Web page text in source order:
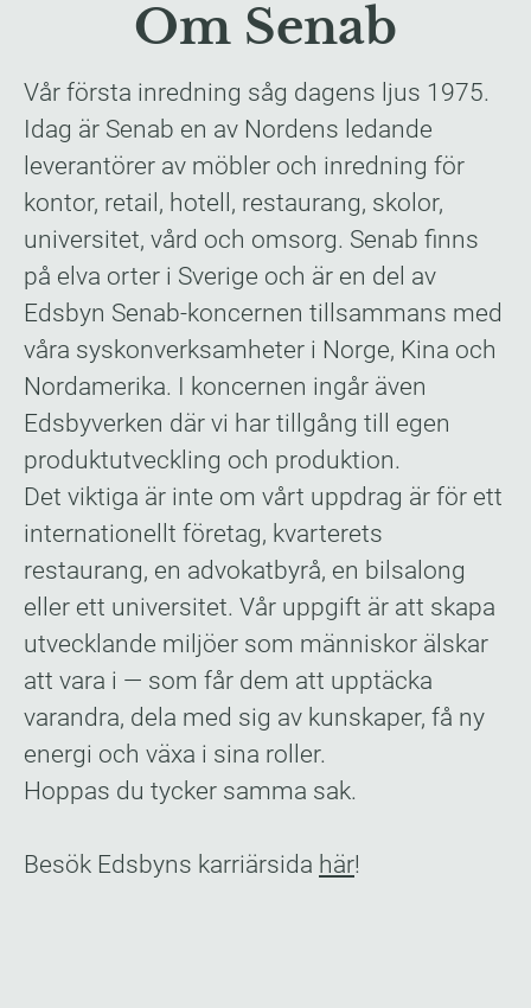
Om Senab
Vår första inredning såg dagens ljus 1975.
Idag är Senab en av Nordens ledande
leverantörer av möbler och inredning för
kontor, retail, hotell, restaurang, skolor,
universitet, vård och omsorg. Senab finns
på elva orter i Sverige och är en del av
Edsbyn Senab-koncernen tillsammans med
våra syskonverksamheter i Norge, Kina och
Nordamerika. I koncernen ingår även
Edsbyverken där vi har tillgång till egen
produktutveckling och produktion.
Det viktiga är inte om vårt uppdrag är för ett
internationellt företag, kvarterets
restaurang, en advokatbyrå, en bilsalong
eller ett universitet. Vår uppgift är att skapa
utvecklande miljöer som människor älskar
att vara i — som får dem att upptäcka
varandra, dela med sig av kunskaper, få ny
energi och växa i sina roller.
Hoppas du tycker samma sak.
Besök Edsbyns karriärsida här​!